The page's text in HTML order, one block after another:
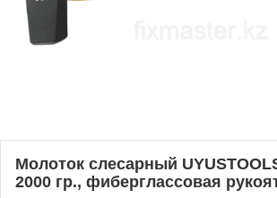
Молоток слесарный
2000 гр., фиберглассовая